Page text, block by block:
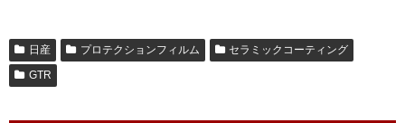
日産 プロテクションフィルム
セラミックコーティング
GTR